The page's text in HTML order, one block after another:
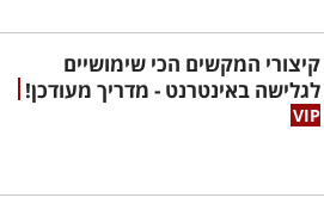
קיצורי המקשים הכי שימושיים
לגלישה באינטרנט - מדריך מעודכן!